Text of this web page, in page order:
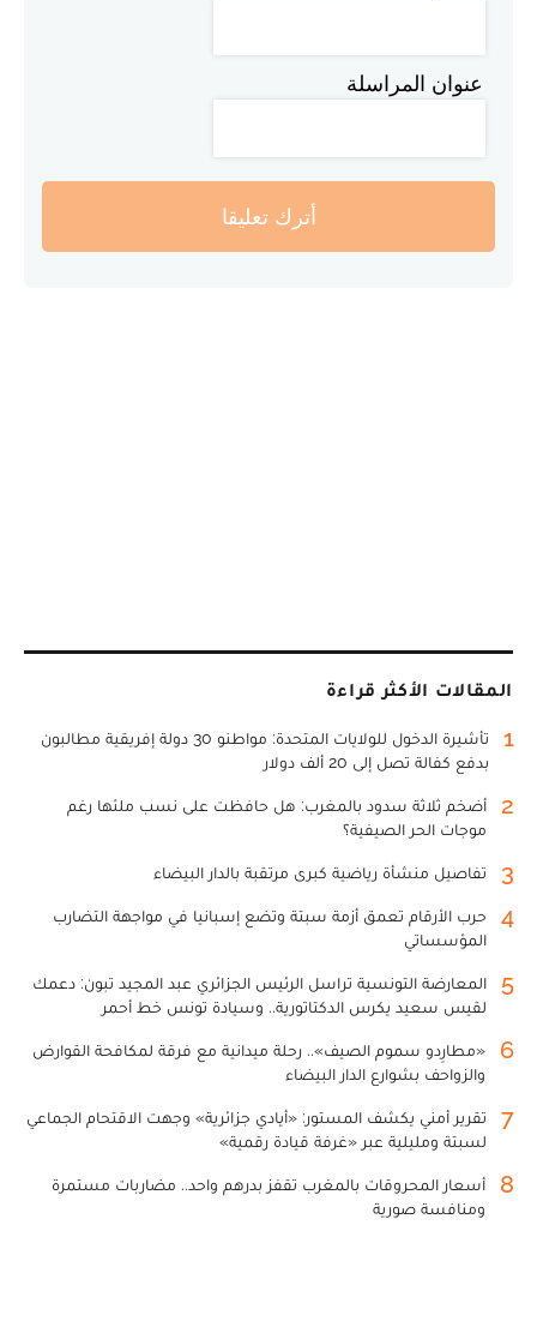
عنوان المراسلة
أترك تعليقا
المقالات الأكثر قراءة
1
تأشيرة الدخول للولايات المتحدة: مواطنو 30 دولة إفريقية مطالبون
بدفع كفالة تصل إلى 20 ألف دولار
2
أضخم ثلاثة سدود بالمغرب: هل حافظت على نسب ملئها رغم
موجات الحر الصيفية؟
3 تفاصيل منشأة رياضية كبرى مرتقبة بالدار البيضاء
4
حرب الأرقام تعمق أزمة سبتة وتضع إسبانيا في مواجهة التضارب
المؤسساتي
5
المعارضة التونسية تراسل الرئيس الجزائري عبد المجيد تبون: دعمك
لقيس سعيد يكرس الدكتاتورية.. وسيادة تونس خط أحمر
6
«مطارِدو سموم الصيف».. رحلة ميدانية مع فرقة لمكافحة القوارض
والزواحف بشوارع الدار البيضاء
7
تقرير أمني يكشف المستور: «أيادي جزائرية» وجهت الاقتحام الجماعي
لسبتة ومليلية عبر «غرفة قيادة رقمية»
8
أسعار المحروقات بالمغرب تقفز بدرهم واحد.. مضاربات مستمرة
ومنافسة صورية